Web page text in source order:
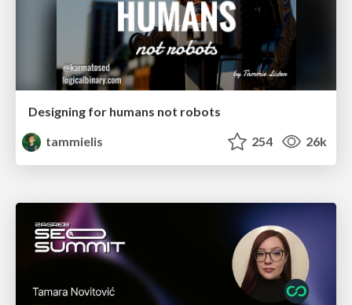
Designing for humans not robots
tammielis
254 26k